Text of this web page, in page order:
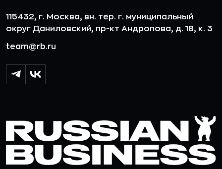
115432, г. Москва, вн. тер. г. муниципальный
округ Даниловский, пр-кт Андропова, д. 18, к. 3
team@rb.ru